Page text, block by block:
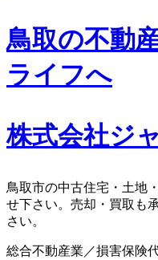
鳥取の不動
ライフへ
株式会社ジ
鳥取市の中古住宅・土地
せ下さい。売却・買取も
さい。
総合不動産業／損害保険